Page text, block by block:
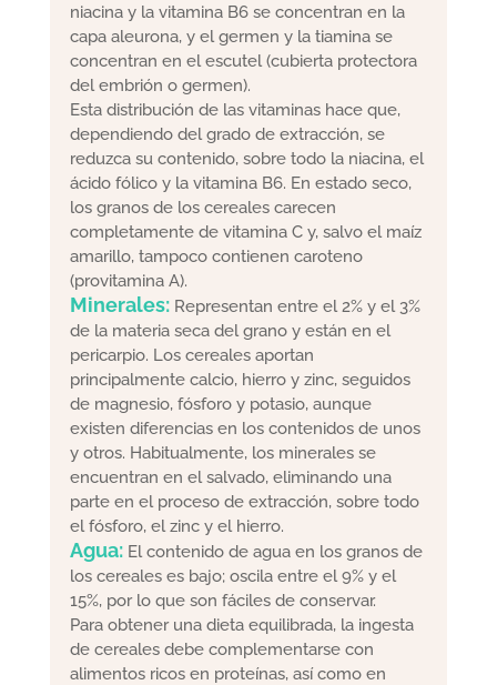
niacina y la vitamina B6 se concentran en la
capa aleurona, y el germen y la tiamina se
concentran en el escutel (cubierta protectora
del embrión o germen).
Esta distribución de las vitaminas hace que,
dependiendo del grado de extracción, se
reduzca su contenido, sobre todo la niacina, el
ácido fólico y la vitamina B6. En estado seco,
los granos de los cereales carecen
completamente de vitamina C y, salvo el maíz
amarillo, tampoco contienen caroteno
(provitamina A).
Minerales:Representan entre el 2% y el 3%
de la materia seca del grano y están en el
pericarpio. Los cereales aportan
principalmente calcio, hierro y zinc, seguidos
de magnesio, fósforo y potasio, aunque
existen diferencias en los contenidos de unos
y otros. Habitualmente, los minerales se
encuentran en el salvado, eliminando una
parte en el proceso de extracción, sobre todo
el fósforo, el zinc y el hierro.
Agua:El contenido de agua en los granos de
los cereales es bajo; oscila entre el 9% y el
15%, por lo que son fáciles de conservar.
Para obtener una dieta equilibrada, la ingesta
de cereales debe complementarse con
alimentos ricos en proteínas, así como en